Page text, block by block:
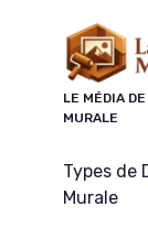
LE MÉDIA
MURALE
Types de
Murale